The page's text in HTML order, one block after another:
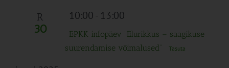
R
30
10:00- 13:00
EPKK infopäev “Elurikkus – saagikuse
suurendamise võimalused”
Tasuta